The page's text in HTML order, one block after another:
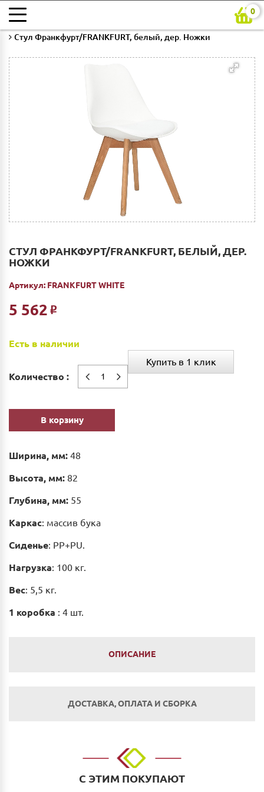
0
Главная
Стул Франкфурт/FRANKFURT, белый, дер. Ножки
СТУЛ ФРАНКФУРТ/FRANKFURT, БЕЛЫЙ, ДЕР.
НОЖКИ
Артикул: FRANKFURT WHITE
5 562 Р
Есть в наличии
Количество :
В корзину
Купить в 1 клик
Ширина, мм: 48
Высота, мм: 82
Глубина, мм: 55
Каркас: массив бука
Сиденье: PP+PU.
Нагрузка: 100 кг.
Вес: 5,5 кг.
1 коробка : 4 шт.
ОПИСАНИЕ
ДОСТАВКА, ОПЛАТА И СБОРКА
Наличным и безналичным расчетом в салоне по
адресу: г. Нижний Новгород, ул. Невзоровых, д.64,
С ЭТИМ ПОКУПАЮТ